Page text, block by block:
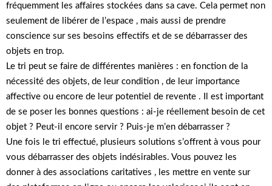
fréquemment les affaires stockées dans sa cave. Cela permet non
seulement de libérer de l’espace , mais aussi de prendre
conscience sur ses besoins effectifs et de se débarrasser des
objets en trop.
Le tri peut se faire de différentes manières : en fonction de la
nécessité des objets, de leur condition , de leur importance
affective ou encore de leur potentiel de revente . Il est important
de se poser les bonnes questions : ai-je réellement besoin de cet
objet ? Peut-il encore servir ? Puis-je m’en débarrasser ?
Une fois le tri effectué, plusieurs solutions s’offrent à vous pour
vous débarrasser des objets indésirables. Vous pouvez les
donner à des associations caritatives , les mettre en vente sur